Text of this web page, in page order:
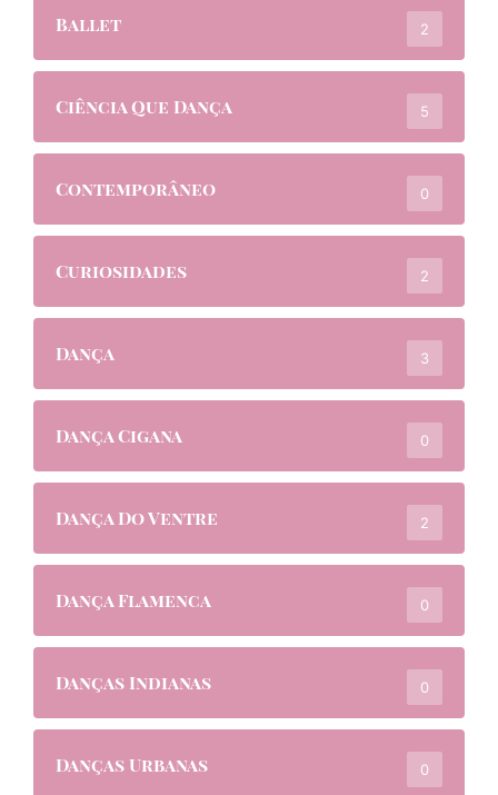
Ballet 2
Ciência Que Dança 5
Contemporâneo 0
Curiosidades 2
Dança 3
Dança Cigana 0
Dança Do Ventre 2
Dança Flamenca 0
Danças Indianas 0
Danças Urbanas 0